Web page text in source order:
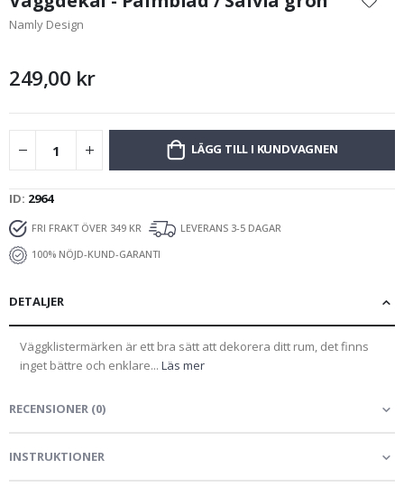
början
av
Namly Design
249,00 kr
LÄGG TILL I KUNDVAGNEN
ID 2964
FRI FRAKT ÖVER 349 KR
LEVERANS 3-5 DAGAR
100% NÖJD-KUND-GARANTI
DETALJER
Väggklistermärken är ett bra sätt att dekorera ditt rum, det finns
inget bättre och enklare... Läs mer
RECENSIONER (0)
INSTRUKTIONER